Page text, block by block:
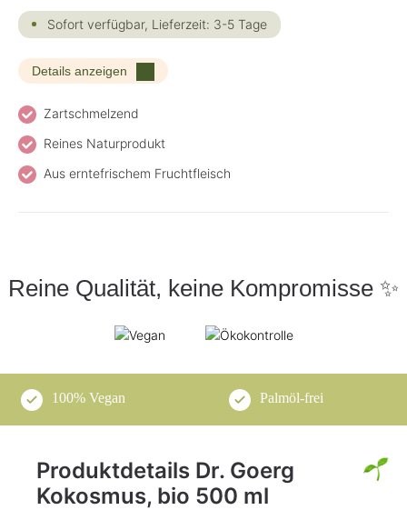
Sofort verfügbar, Lieferzeit: 3-5 Tage
Details anzeigen
Zartschmelzend
Reines Naturprodukt
Aus erntefrischem Fruchtfleisch
Reine Qualität, keine Kompromisse ✨
100% Vegan Palmöl-frei
Produktdetails Dr. Goerg
Kokosmus, bio 500 ml